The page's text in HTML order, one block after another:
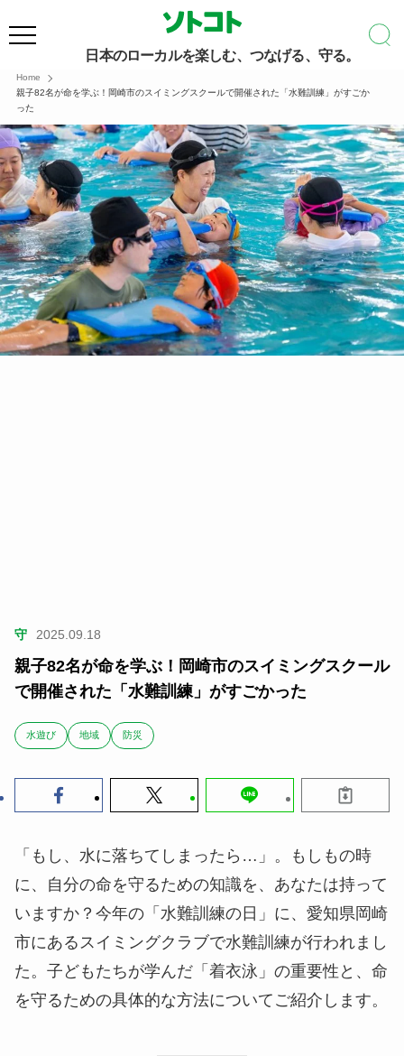
日本のローカルを楽しむ、つなげる、守る。
Home
親子82名が命を学ぶ！岡崎市のスイミングスクールで開催された「水難訓練」がすごか
った
守 2025.09.18
親子82名が命を学ぶ！岡崎市のスイミングスクール
で開催された「水難訓練」がすごかった
水遊び 地域 防災
「もし、水に落ちてしまったら…」。もしもの時
に、自分の命を守るための知識を、あなたは持って
いますか？今年の「水難訓練の日」に、愛知県岡崎
市にあるスイミングクラブで水難訓練が行われまし
た。子どもたちが学んだ「着衣泳」の重要性と、命
を守るための具体的な方法についてご紹介します。